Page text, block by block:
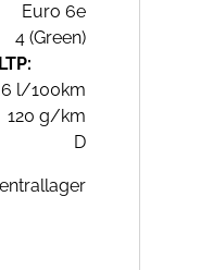
Euro 6e
4 (Green)
l/100km
120 g/km
D